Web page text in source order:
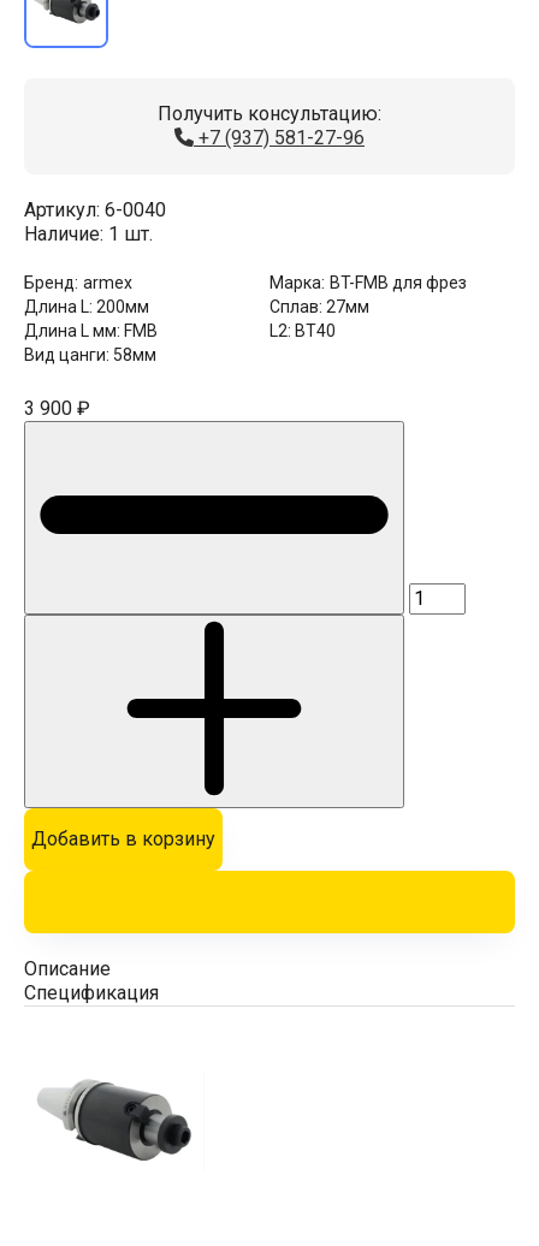
Получить консультацию:
+7 (937) 581-27-96
Артикул: 6-0040
Наличие: 1 шт.
Бренд: armex Марка: BT-FMB для фрез
Длина L: 200мм Сплав: 27мм
Длина L мм: FMB L2: BT40
Вид цанги: 58мм
3 900 ₽
Добавить в корзину
Описание
Спецификация